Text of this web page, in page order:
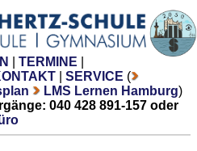
TERMINE
SERVICE (
LMS Lernen Hamburg)
040 428 891-157 oder